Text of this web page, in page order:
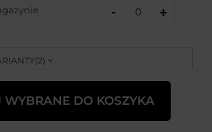
(2)
- +
WYBRANE DO KOSZYKA